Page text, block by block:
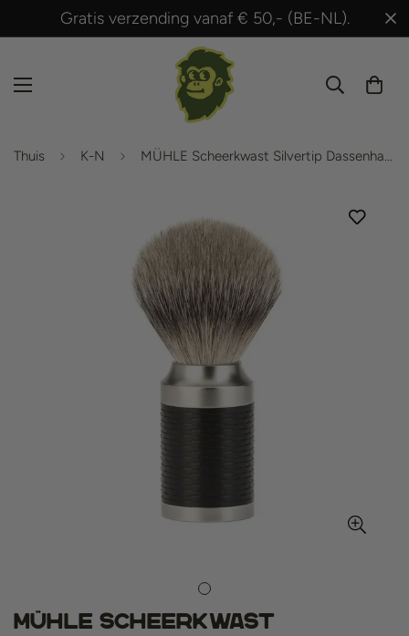
Gratis verzending vanaf € 50,- (BE-NL).
Thuis K-N MÜHLE Scheerkwast Silvertip Dassenhaar - Zwart / RVS
MÜHLE Scheerkwast